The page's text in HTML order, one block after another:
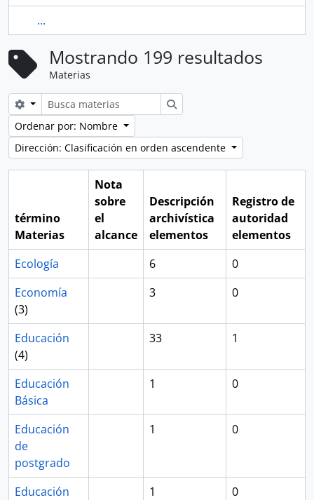
...
Mostrando 199 resultados
Materias
Search options
Búsqueda
Ordenar por: Nombre
Dirección: Clasificación en orden ascendente
término
Materias
Nota
sobre
el
alcance
Descripción
archivística
elementos
Registro de
autoridad
elementos
Ecología
6
0
Economía
(3)
3 0
Educación
(4)
33 1
Educación
Básica
1 0
Educación
de
postgrado
1 0
Educación
1 0